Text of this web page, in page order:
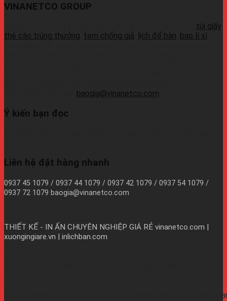
VINANETCO GROUP
túi giấy
thẻ cào trúng thưởng tem chống giả lịch để bàn bao lì xì
baogia@vinanetco.com
Ý kiến bạn đọc
Liên hệ đặt hàng nhanh
0937 45 1079 / 0937 44 1079 / 0937 42 1079 / 0937 54 1079 /
0937 72 1079 baogia@vinanetco.com
THIẾT KẾ - IN ẤN CHUYÊN NGHIỆP GIÁ RẺ vinanetco.com |
xuongingiare.vn | inlichban.com
https://vinanetco.com/https://xuongingiare.vn/https://